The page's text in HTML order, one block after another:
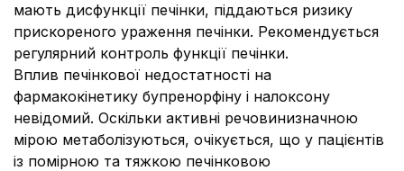
мають дисфункції печінки, піддаються ризику
прискореного ураження печінки. Рекомендується
регулярний контроль функції печінки.
Вплив печінкової недостатності на
фармакокінетику бупренорфіну і налоксону
невідомий. Оскільки активні речовинизначною
мірою метаболізуються, очікується, що у пацієнтів
із помірною та тяжкою печінковою